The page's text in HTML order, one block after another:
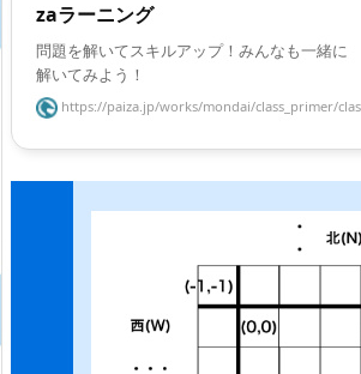
zaラーニング
問題を解いてスキルアップ！みんなも一緒に
解いてみよう！
https://paiza.jp/works/mondai/class_primer/